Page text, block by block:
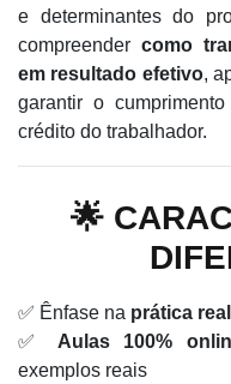
e determinantes do
compreender como
em resultado efetivo,
garantir o
crédito do trabalhador.
🌟
✅ Ênfase na prática
✅ Aulas 100%
exemplos reais